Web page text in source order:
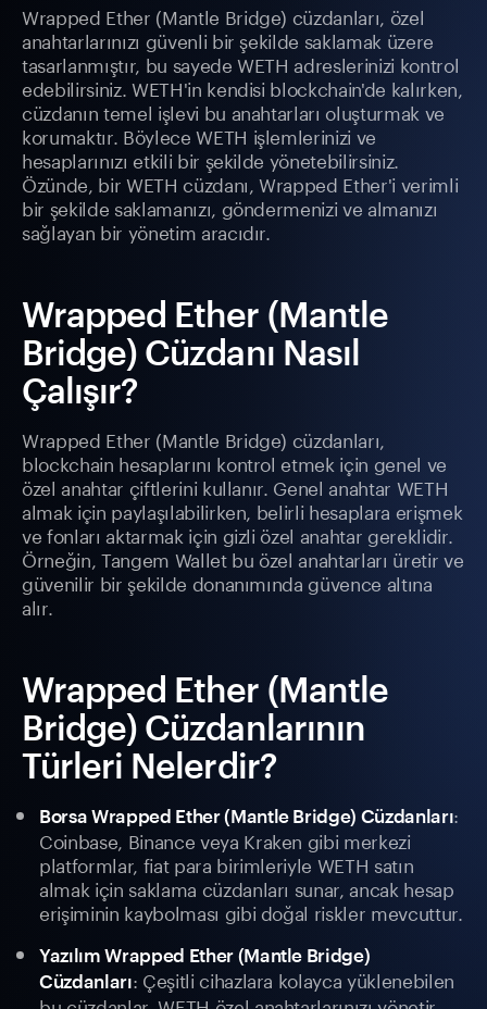
Wrapped Ether (Mantle Bridge) cüzdanları, özel
anahtarlarınızı güvenli bir şekilde saklamak üzere
tasarlanmıştır, bu sayede WETH adreslerinizi kontrol
edebilirsiniz. WETH'in kendisi blockchain'de kalırken,
cüzdanın temel işlevi bu anahtarları oluşturmak ve
korumaktır. Böylece WETH işlemlerinizi ve
hesaplarınızı etkili bir şekilde yönetebilirsiniz.
Özünde, bir WETH cüzdanı, Wrapped Ether'i verimli
bir şekilde saklamanızı, göndermenizi ve almanızı
sağlayan bir yönetim aracıdır.
Wrapped Ether (Mantle
Bridge) Cüzdanı Nasıl
Çalışır?
Wrapped Ether (Mantle Bridge) cüzdanları,
blockchain hesaplarını kontrol etmek için genel ve
özel anahtar çiftlerini kullanır. Genel anahtar WETH
almak için paylaşılabilirken, belirli hesaplara erişmek
ve fonları aktarmak için gizli özel anahtar gereklidir.
Örneğin, Tangem Wallet bu özel anahtarları üretir ve
güvenilir bir şekilde donanımında güvence altına
alır.
Wrapped Ether (Mantle
Bridge) Cüzdanlarının
Türleri Nelerdir?
Borsa Wrapped Ether (Mantle Bridge) Cüzdanları:
Coinbase, Binance veya Kraken gibi merkezi
platformlar, fiat para birimleriyle WETH satın
almak için saklama cüzdanları sunar, ancak hesap
erişiminin kaybolması gibi doğal riskler mevcuttur.
Yazılım Wrapped Ether (Mantle Bridge)
Cüzdanları: Çeşitli cihazlara kolayca yüklenebilen